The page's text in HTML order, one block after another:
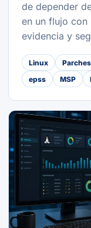
de depender
en un flujo con
evidencia y
Linux Parches
epss
MSP